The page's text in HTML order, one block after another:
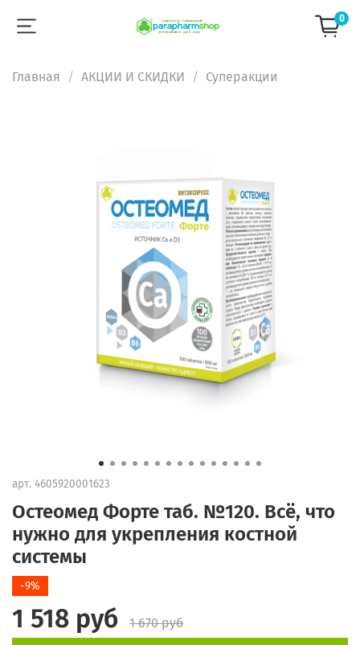
0
Главная АКЦИИ И СКИДКИ Суперакции
арт. 4605920001623
Остеомед Форте таб. №120. Всё, что
нужно для укрепления костной
системы
-9%
1 518 руб
1 670 руб